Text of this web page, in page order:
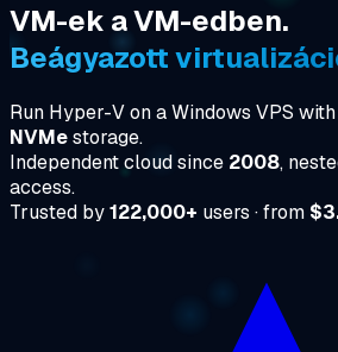
VM-ek a VM-edben.
Beágyazott
Run Hyper-V on a Windows VPS with
NVMestorage.
Independent cloud since 2008,
access.
Trusted by122,000+ users · from